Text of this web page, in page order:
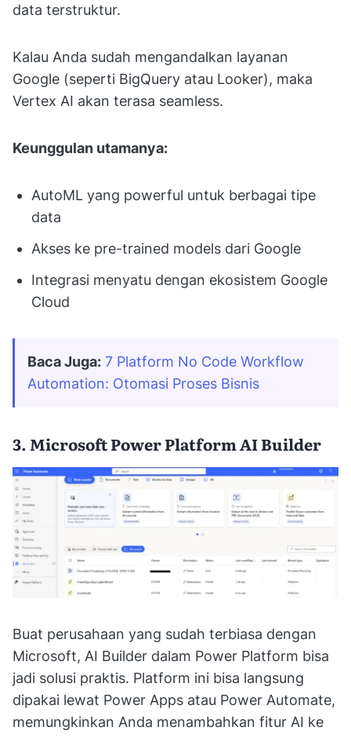
data terstruktur.
Kalau Anda sudah mengandalkan layanan
Google (seperti BigQuery atau Looker), maka
Vertex AI akan terasa seamless.
Keunggulan utamanya:
AutoML yang powerful untuk berbagai tipe
data
Akses ke pre-trained models dari Google
Integrasi menyatu dengan ekosistem Google
Cloud
Baca Juga: 7 Platform No Code Workflow
Automation: Otomasi Proses Bisnis
3. Microsoft Power Platform AI Builder
Buat perusahaan yang sudah terbiasa dengan
Microsoft, AI Builder dalam Power Platform bisa
jadi solusi praktis. Platform ini bisa langsung
dipakai lewat Power Apps atau Power Automate,
memungkinkan Anda menambahkan fitur AI ke